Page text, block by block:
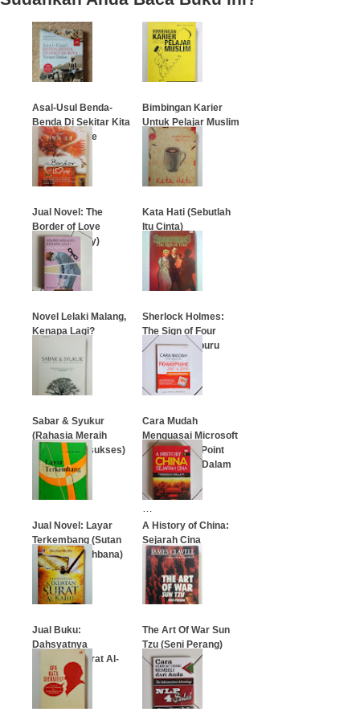
Asal-Usul Benda-
Benda Di Sekitar Kita
Tempo Doeloe
…
Bimbingan Karier
Untuk Pelajar Muslim
…
Jual Novel: The
Border of Love
(Korean Story)
Kata Hati (Sebutlah
Itu Cinta)
Novel Lelaki Malang,
Kenapa Lagi?
…
Sherlock Holmes:
The Sign of Four
(Empat Pemburu
Harta)
…
Sabar & Syukur
(Rahasia Meraih
Hidup Supersukses)
…
Cara Mudah
Menguasai Microsoft
Office PowerPoint
2007 & 2010 Dalam
Seminggu
…
Jual Novel: Layar
Terkembang (Sutan
Takdir Alisyahbana)
…
A History of China:
Sejarah Cina
…
Jual Buku:
Dahsyatnya
Kekuatan Surat Al-
Kahfi
The Art Of War Sun
Tzu (Seni Perang)